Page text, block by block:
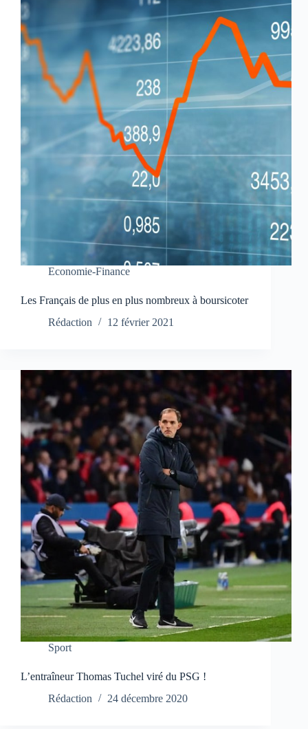
Economie-Finance
Les Français de plus en plus nombreux à boursicoter
Rédaction
12 février 2021
Sport
L’entraîneur Thomas Tuchel viré du PSG !
Rédaction
24 décembre 2020